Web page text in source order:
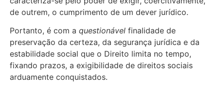
de outrem, o cumprimento de um dever jurídico.
Portanto, é com a questionável finalidade de
preservação da certeza, da segurança jurídica e da
estabilidade social que o Direito limita no tempo,
fixando prazos, a exigibilidade de direitos sociais
arduamente conquistados.